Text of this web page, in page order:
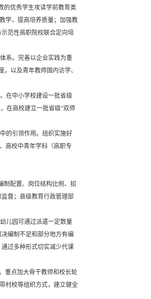
的优秀学生攻读学前教育类
学，提高培养质量；加强教
范性高职院校联合定向培
系。完善以企业实践为重
以及青年教师国内访学、
在中小学校建设一批省级
在高校建立一批省级“双师
的引领作用。组织实施好
高校中青年学科（高职专
制配置、岗位结构比例、招
督；县级教育行政管理部
儿园可通过派遣一定数量
编制不足和部分地方有编
过多种形式切实减少代课
重点加大骨干教师和校长轮
村校等组织方式，建立健全